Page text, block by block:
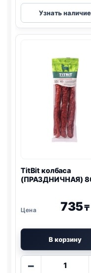
TitBit
Узнать наличие
TitBit колбаса
(ПРАЗДНИЧНАЯ)
735₸
В корзину
−